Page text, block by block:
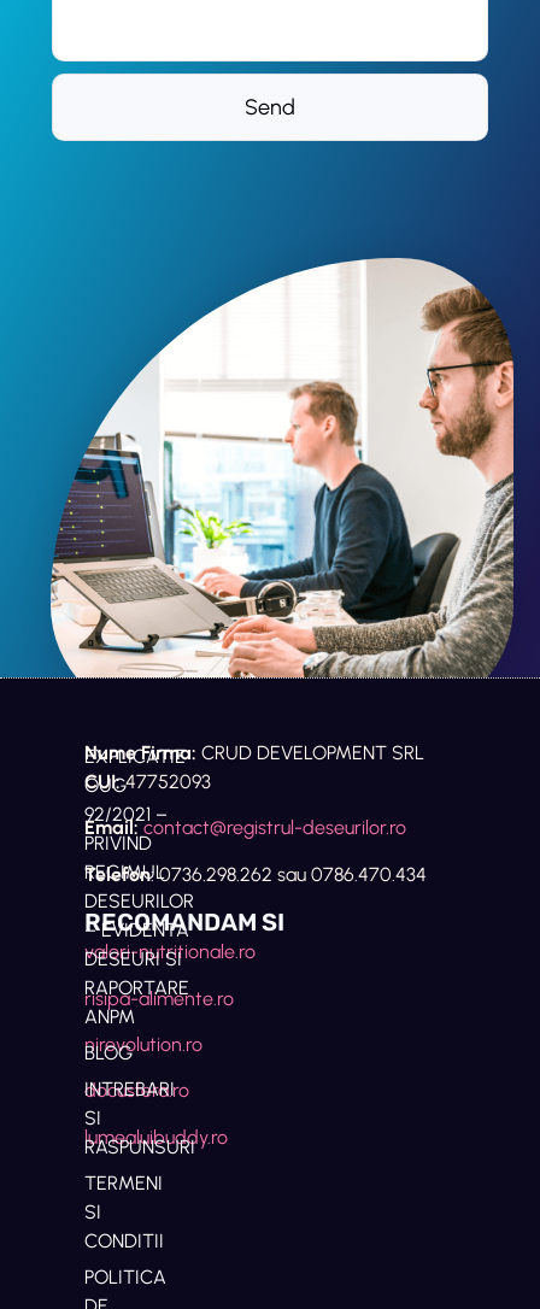
Send
EXPLICATIE
OUG
92/2021 –
PRIVIND
REGIMUL
DESEURILOR
– EVIDENTA
DESEURI SI
RAPORTARE
ANPM
BLOG
INTREBARI
SI
RASPUNSURI
TERMENI
SI
CONDITII
POLITICA
Nume Firma: CRUD DEVELOPMENT SRL
CUI:47752093
Email:contact@registrul-deseurilor.ro
Telefon: 0736.298.262 sau 0786.470.434
RECOMANDAM SI
valori-nutritionale.ro
risipa-alimente.ro
nirevolution.ro
docusfera.ro
lumealuibuddy.ro